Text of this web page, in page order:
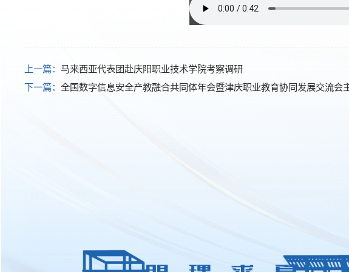
上一篇：马来西亚代表团赴庆阳职业技术学院考察调研
下一篇：全国数字信息安全产教融合共同体年会暨津庆职业教育协同发展交流会